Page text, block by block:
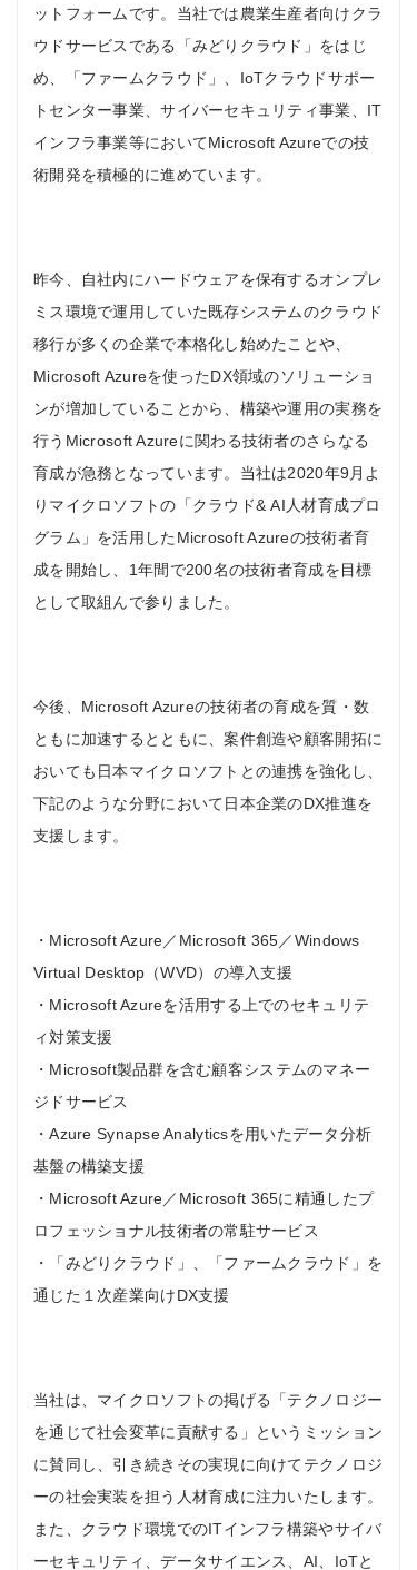
ットフォームです。当社では農業生産者向けクラ
ウドサービスである「みどりクラウド」をはじ
め、「ファームクラウド」、IoTクラウドサポー
トセンター事業、サイバーセキュリティ事業、IT
インフラ事業等においてMicrosoft Azureでの技
術開発を積極的に進めています。
昨今、自社内にハードウェアを保有するオンプレ
ミス環境で運用していた既存システムのクラウド
移行が多くの企業で本格化し始めたことや、
Microsoft Azureを使ったDX領域のソリューショ
ンが増加していることから、構築や運用の実務を
行うMicrosoft Azureに関わる技術者のさらなる
育成が急務となっています。当社は2020年9月よ
りマイクロソフトの「クラウド& AI人材育成プロ
グラム」を活用したMicrosoft Azureの技術者育
成を開始し、1年間で200名の技術者育成を目標
として取組んで参りました。
今後、Microsoft Azureの技術者の育成を質・数
ともに加速するとともに、案件創造や顧客開拓に
おいても日本マイクロソフトとの連携を強化し、
下記のような分野において日本企業のDX推進を
支援します。
・Microsoft Azure／Microsoft 365／Windows
Virtual Desktop（WVD）の導入支援
・Microsoft Azureを活用する上でのセキュリテ
ィ対策支援
・Microsoft製品群を含む顧客システムのマネー
ジドサービス
・Azure Synapse Analyticsを用いたデータ分析
基盤の構築支援
・Microsoft Azure／Microsoft 365に精通したプ
ロフェッショナル技術者の常駐サービス
・「みどりクラウド」、「ファームクラウド」を
通じた１次産業向けDX支援
当社は、マイクロソフトの掲げる「テクノロジー
を通じて社会変革に貢献する」というミッション
に賛同し、引き続きその実現に向けてテクノロジ
ーの社会実装を担う人材育成に注力いたします。
また、クラウド環境でのITインフラ構築やサイバ
ーセキュリティ、データサイエンス、AI、IoTと